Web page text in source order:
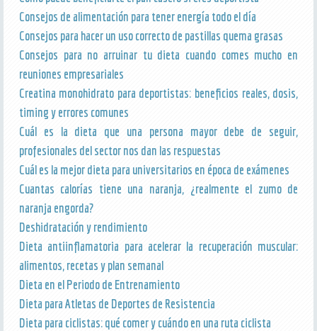
Consejos de alimentación para tener energía todo el día
Consejos para hacer un uso correcto de pastillas quema grasas
Consejos para no arruinar tu dieta cuando comes mucho en
reuniones empresariales
Creatina monohidrato para deportistas: beneficios reales, dosis,
timing y errores comunes
Cuál es la dieta que una persona mayor debe de seguir,
profesionales del sector nos dan las respuestas
Cuál es la mejor dieta para universitarios en época de exámenes
Cuantas calorías tiene una naranja, ¿realmente el zumo de
naranja engorda?
Deshidratación y rendimiento
Dieta antiinflamatoria para acelerar la recuperación muscular:
alimentos, recetas y plan semanal
Dieta en el Periodo de Entrenamiento
Dieta para Atletas de Deportes de Resistencia
Dieta para ciclistas: qué comer y cuándo en una ruta ciclista